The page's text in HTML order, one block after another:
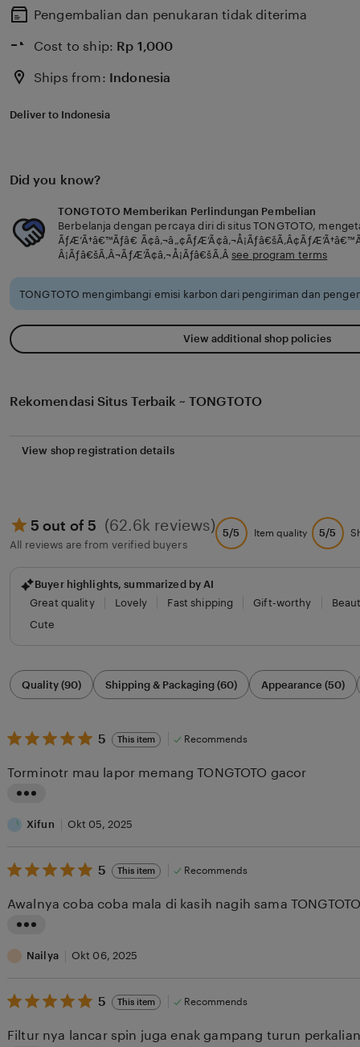
Pengembalian dan penukaran tidak diterima
Cost to ship: Rp 1,000
Ships from: Indonesia
Deliver to Indonesia
Did you know?
TONGTOTO Memberikan Perlindungan Pembelian
Berbelanja dengan percaya diri di situs TONGTOTO,
ÃƒÆ’Ã†â€™Ãƒâ€
Â¡Ãƒâ€šÃ‚Â¬ÃƒÆ’Ã¢â‚¬Å¡Ãƒâ€šÃ‚Âsee program terms
TONGTOTO mengimbangi emisi karbon dari pengiriman dan
View additional shop policies
Rekomendasi Situs Terbaik ~ TONGTOTO
View shop registration details
5 out of 5 (62.6k reviews)
All reviews are from verified buyers
5/5 Item quality 5/5
Buyer highlights, summarized by AI
Great quality
Lovely Fast shipping Gift-worthy
Cute
Filter
by
category
Quality (90) Shipping & Packaging (60) Appearance (50)
5
out
5
stars
5 This item Recommends
i
t
n
r
v
e
Torminotr mau lapor memang TONGTOTO gacor
Xifun Okt 05, 2025
5
out
5
stars
5 This item Recommends
i
t
n
Awalnya coba coba mala di kasih nagih sama
Nailya Okt 06, 2025
5
out
5
5 This item Recommends
Filtur nya lancar spin juga enak gampang turun perkalian